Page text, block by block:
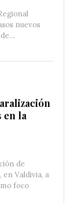
nuevos
en la
de
en Valdivia, a
foco